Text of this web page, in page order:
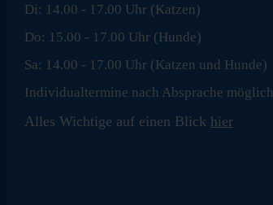
Di: 14.00 - 17.00 Uhr (Katzen)
Do: 15.00 - 17.00 Uhr (Hunde)
Sa: 14.00 - 17.00 Uhr (Katzen und Hunde)
Individualtermine nach Absprache möglich
Alles Wichtige auf einen Blick hier